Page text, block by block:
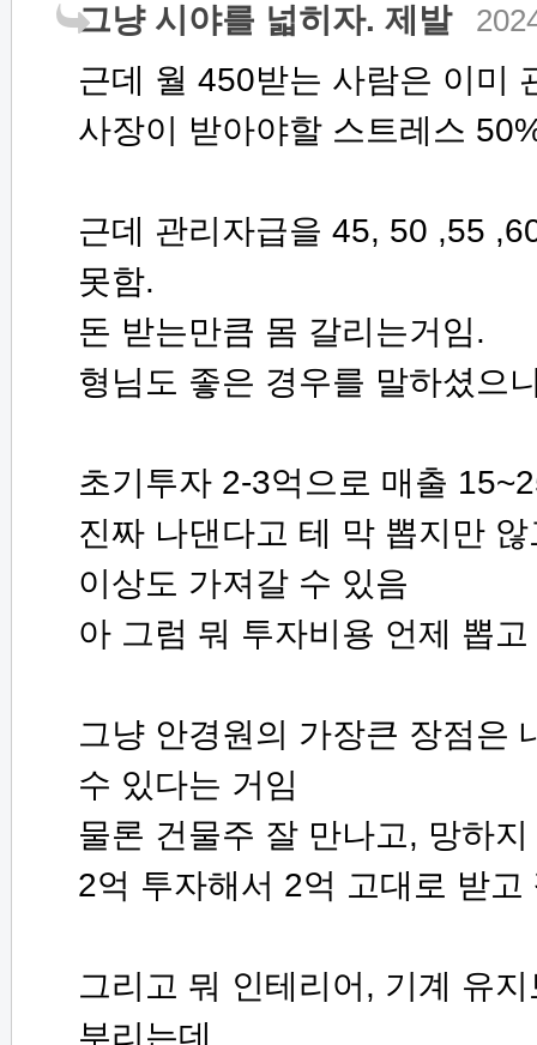
그냥 시야를 넓히자. 제발
근데 월 450받는 사람은 이미
사장이 받아야할 스트레스
근데 관리자급을 45, 50 ,55
못함.
돈 받는만큼 몸 갈리는거임.
형님도 좋은 경우를 말하셨으
초기투자 2-3억으로 매출
진짜 나댄다고 테 막 뽑지만
이상도 가져갈 수 있음
아 그럼 뭐 투자비용 언제 뽑
그냥 안경원의 가장큰 장점은
수 있다는 거임
물론 건물주 잘 만나고, 망하
2억 투자해서 2억 고대로 받
그리고 뭐 인테리어, 기계 유
부리는데